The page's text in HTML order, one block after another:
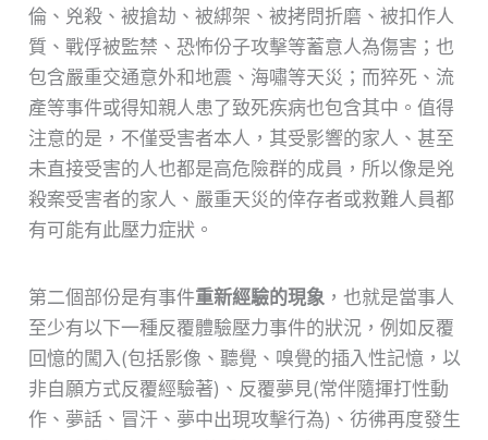
倫、兇殺、被搶劫、被綁架、被拷問折磨、被扣作人
質、戰俘被監禁、恐怖份子攻擊等蓄意人為傷害；也
包含嚴重交通意外和地震、海嘯等天災；而猝死、流
產等事件或得知親人患了致死疾病也包含其中。值得
注意的是，不僅受害者本人，其受影響的家人、甚至
未直接受害的人也都是高危險群的成員，所以像是兇
殺案受害者的家人、嚴重天災的倖存者或救難人員都
有可能有此壓力症狀。
第二個部份是有事件重新經驗的現象，也就是當事人
至少有以下一種反覆體驗壓力事件的狀況，例如反覆
回憶的闖入(包括影像、聽覺、嗅覺的插入性記憶，以
非自願方式反覆經驗著)、反覆夢見(常伴隨揮打性動
作、夢話、冒汗、夢中出現攻擊行為)、彷彿再度發生